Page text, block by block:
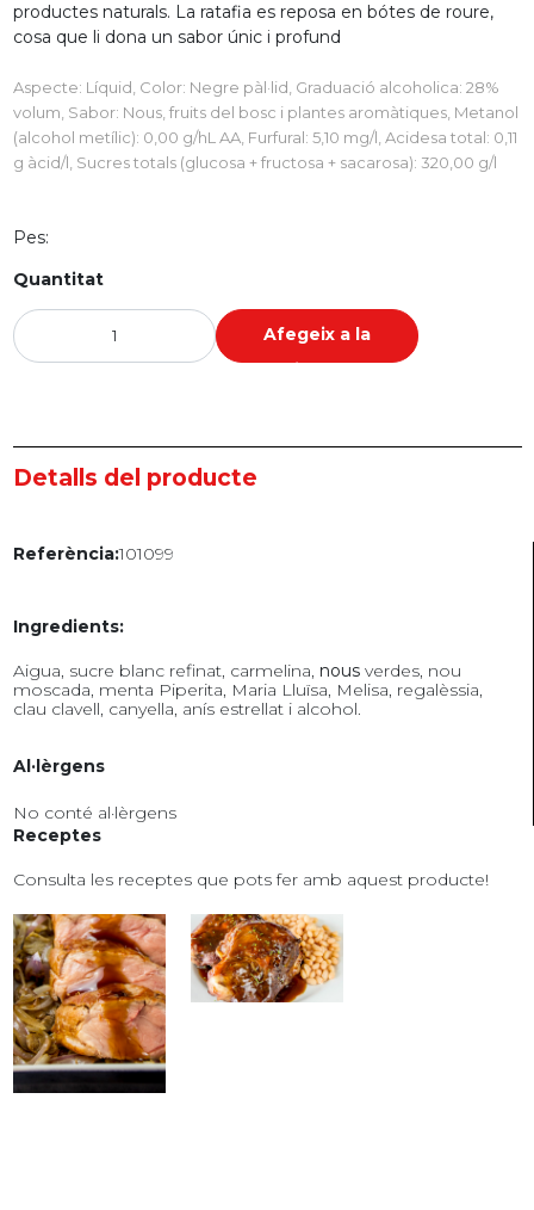
productes naturals. La ratafia es reposa en bótes de roure,
cosa que li dona un sabor únic i profund
Aspecte: Líquid, Color: Negre pàl·lid, Graduació alcoholica: 28%
volum, Sabor: Nous, fruits del bosc i plantes aromàtiques, Metanol
(alcohol metílic): 0,00 g/hL AA, Furfural: 5,10 mg/l, Acidesa total: 0,11
g àcid/l, Sucres totals (glucosa + fructosa + sacarosa): 320,00 g/l
Pes:
Quantitat
Afegeix a la
cistella
Detalls del producte
Referència:101099
Ingredients:
Aigua, sucre blanc refinat, carmelina, nousverdes, nou
moscada, menta Piperita, Maria Lluïsa, Melisa, regalèssia,
clau clavell, canyella, anís estrellat i alcohol.
Al·lèrgens
No conté al·lèrgens
Receptes
Consulta les receptes que pots fer amb aquest producte!